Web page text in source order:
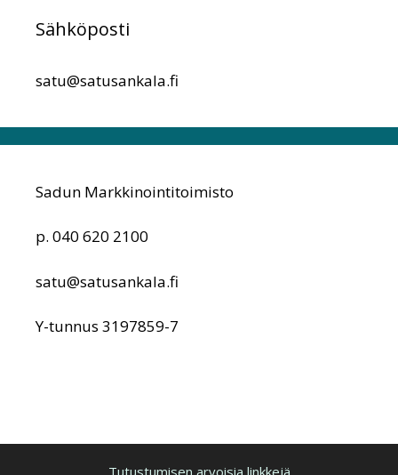
Sähköposti
satu@satusankala.fi
Sadun Markkinointitoimisto
p. 040 620 2100
satu@satusankala.fi
Y-tunnus 3197859-7